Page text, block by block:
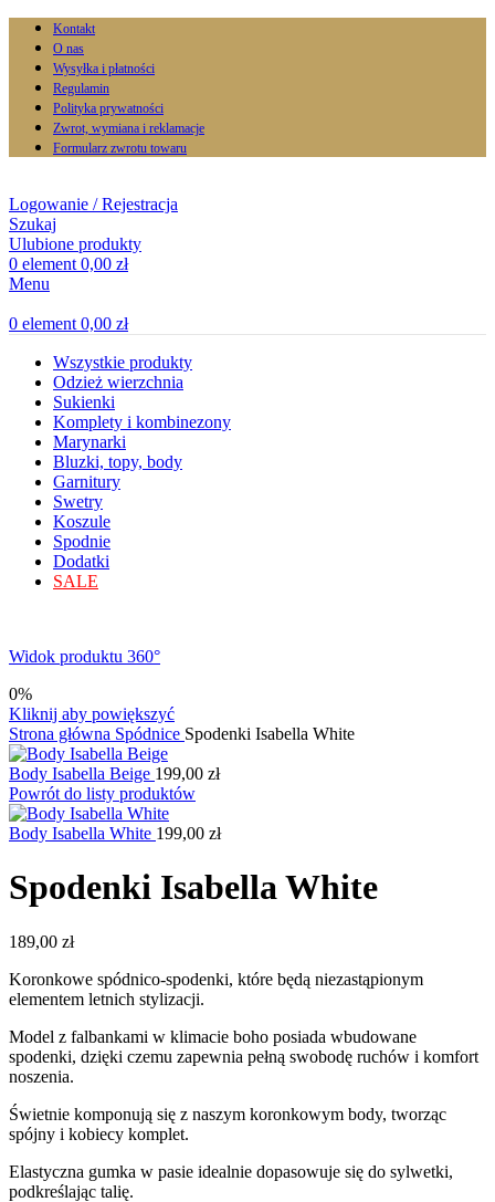
Kontakt
O nas
Wysyłka i płatności
Regulamin
Polityka prywatności
Zwrot, wymiana i reklamacje
Formularz zwrotu towaru
Logowanie / Rejestracja
Szukaj
Ulubione produkty
0 element 0,00 zł
Menu
0 element 0,00 zł
Wszystkie produkty
Odzież wierzchnia
Sukienki
Komplety i kombinezony
Marynarki
Bluzki, topy, body
Garnitury
Swetry
Koszule
Spodnie
Dodatki
SALE
Widok produktu 360°
0%
Kliknij aby powiększyć
Strona główna Spódnice Spodenki Isabella White
Body Isabella Beige 199,00 zł
Powrót do listy produktów
Body Isabella White 199,00 zł
Spodenki Isabella White
189,00 zł
Koronkowe spódnico-spodenki, które będą niezastąpionym
elementem letnich stylizacji.
Model z falbankami w klimacie boho posiada wbudowane
spodenki, dzięki czemu zapewnia pełną swobodę ruchów i komfort
noszenia.
Świetnie komponują się z naszym koronkowym body, tworząc
spójny i kobiecy komplet.
Elastyczna gumka w pasie idealnie dopasowuje się do sylwetki,
podkreślając talię.